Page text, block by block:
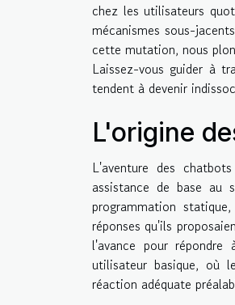
chez les utilisateurs
mécanismes sous-
cette mutation, nous
Laissez-vous guider à
tendent à devenir
L'origine
L'aventure des
assistance de base au
programmation
réponses qu'ils
l'avance pour
utilisateur basique, où
réaction adéquate